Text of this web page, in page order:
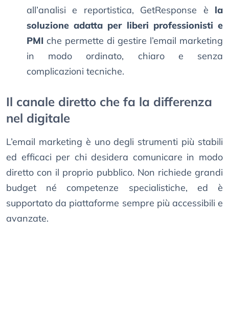
all’analisi e reportistica, GetResponse è la
soluzione adatta per liberi professionisti e
PMI che permette di gestire l’email marketing
in modo ordinato, chiaro e senza
complicazioni tecniche.
Il canale diretto che fa la differenza
nel digitale
L’email marketing è uno degli strumenti più stabili
ed efficaci per chi desidera comunicare in modo
diretto con il proprio pubblico. Non richiede grandi
budget né competenze specialistiche, ed è
supportato da piattaforme sempre più accessibili e
avanzate.